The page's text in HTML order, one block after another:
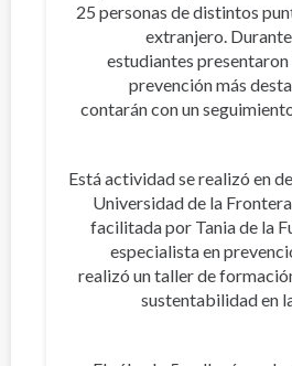
25 personas de distintos
extranjero.
estudiantes
prevención más
contarán con un
Está actividad se realizó en
Universidad de la
facilitada por Tania de la
especialista en
realizó un taller de
sustentabilidad en